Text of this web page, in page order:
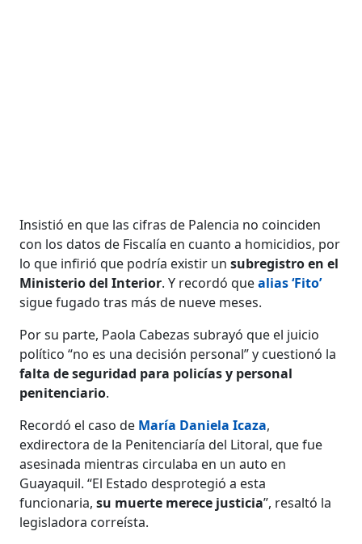
Insistió en que las cifras de Palencia no coinciden
con los datos de Fiscalía en cuanto a homicidios, por
lo que infirió que podría existir un subregistro en el
Ministerio del Interior. Y recordó quealias ‘Fito’
sigue fugado tras más de nueve meses.
Por su parte, Paola Cabezas subrayó que el juicio
político “no es una decisión personal” y cuestionó la
falta de seguridad para policías y personal
penitenciario.
Recordó el caso de María Daniela Icaza,
exdirectora de la Penitenciaría del Litoral, que fue
asesinada mientras circulaba en un auto en
Guayaquil. “El Estado desprotegió a esta
funcionaria,su muerte merece justicia”, resaltó la
legisladora correísta.